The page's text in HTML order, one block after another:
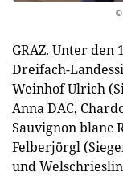
©
GRAZ. Unter den
Dreifach-
Weinhof Ulrich
Anna DAC,
Sauvignon blanc
Felberjörgl
und